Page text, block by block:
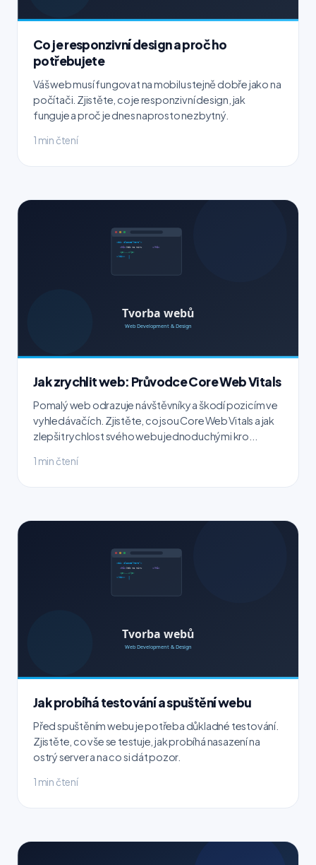
Co je responzivní design a proč ho
potřebujete
Váš web musí fungovat na mobilu stejně dobře jako na
počítači. Zjistěte, co je responzivní design, jak
funguje a proč je dnes naprosto nezbytný.
1 min čtení
Jak zrychlit web: Průvodce Core Web Vitals
Pomalý web odrazuje návštěvníky a škodí pozicím ve
vyhledávačích. Zjistěte, co jsou Core Web Vitals a jak
zlepšit rychlost svého webu jednoduchými kro...
1 min čtení
Jak probíhá testování a spuštění webu
Před spuštěním webu je potřeba důkladné testování.
Zjistěte, co vše se testuje, jak probíhá nasazení na
ostrý server a na co si dát pozor.
1 min čtení